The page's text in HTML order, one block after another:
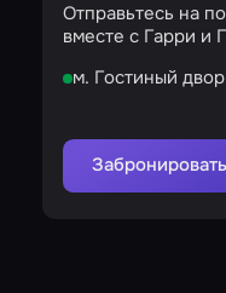
Отправьтесь на
вместе с Гарри и
м. Гостиный двор
Забронировать